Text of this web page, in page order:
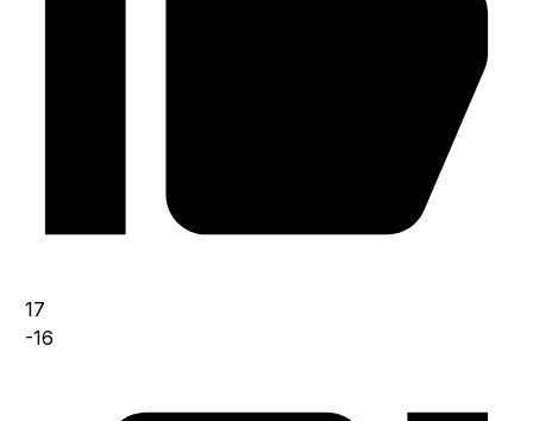
17
-16